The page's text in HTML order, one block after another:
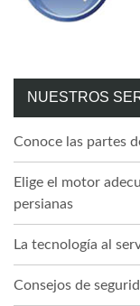
NUESTROS
Conoce las partes
Elige el motor
persianas
La tecnología al
Consejos de